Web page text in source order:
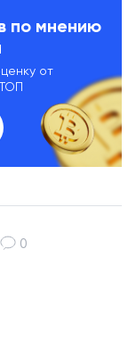
по мнению
от
0